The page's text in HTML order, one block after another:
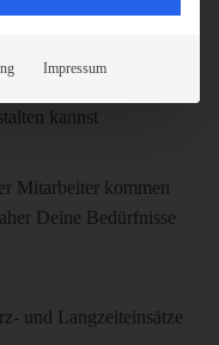
kannst
Mitarbeiter kommen
Deine Bedürfnisse
und Langzeiteinsätze
Impressum